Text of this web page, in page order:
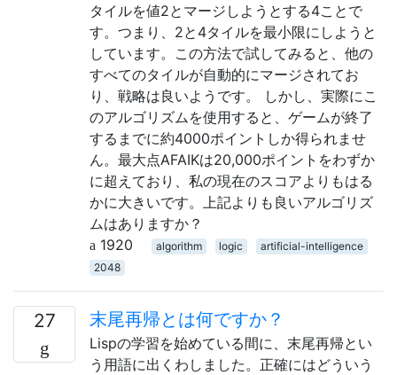
タイルを値2とマージしようとする4ことで
す。つまり、2と4タイルを最小限にしようと
しています。この方法で試してみると、他の
すべてのタイルが自動的にマージされてお
り、戦略は良いようです。 しかし、実際にこ
のアルゴリズムを使用すると、ゲームが終了
するまでに約4000ポイントしか得られませ
ん。最大点AFAIKは20,000ポイントをわずか
に超えており、私の現在のスコアよりもはる
かに大きいです。上記よりも良いアルゴリズ
ムはありますか？
1920
algorithm logic
artificial-intelligence
2048
27 末尾再帰とは何ですか？
Lispの学習を始めている間に、末尾再帰とい
う用語に出くわしました。正確にはどういう